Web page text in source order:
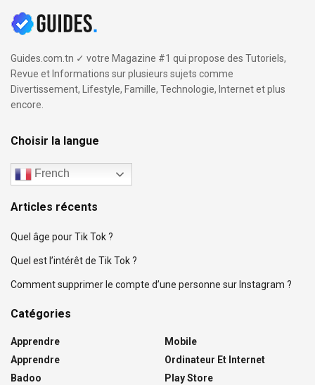
Guides.com.tn ✓ votre Magazine #1 qui propose des Tutoriels,
Revue et Informations sur plusieurs sujets comme
Divertissement, Lifestyle, Famille, Technologie, Internet et plus
encore.
Choisir la langue
French
Articles récents
Quel âge pour Tik Tok ?
Quel est l’intérêt de Tik Tok ?
Comment supprimer le compte d’une personne sur Instagram ?
Catégories
Apprendre
Apprendre
Badoo
Mobile
Ordinateur Et Internet
Play Store